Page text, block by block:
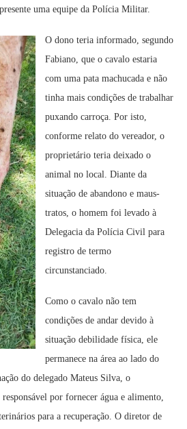
uma equipe da Polícia Militar.
O dono teria informado, segundo
Fabiano, que o cavalo estaria
com uma pata machucada e não
tinha mais condições de trabalhar
puxando carroça. Por isto,
conforme relato do vereador, o
proprietário teria deixado o
animal no local. Diante da
situação de abandono e maus-
tratos, o homem foi levado à
Delegacia da Polícia Civil para
registro de termo
circunstanciado.
Como o cavalo não tem
condições de andar devido à
situação debilidade física, ele
permanece na área ao lado do
do delegado Mateus Silva, o
por fornecer água e alimento,
para a recuperação. O diretor de